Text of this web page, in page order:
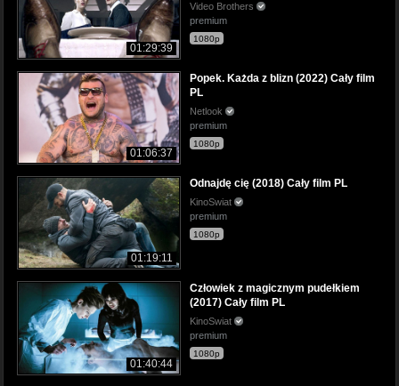
01:29:39
Video Brothers
premium
1080p
01:06:37
Popek. Każda z blizn (2022) Cały film
PL
Netlook
premium
1080p
01:19:11
Odnajdę cię (2018) Cały film PL
KinoSwiat
premium
1080p
01:40:44
Człowiek z magicznym pudełkiem
(2017) Cały film PL
KinoSwiat
premium
1080p